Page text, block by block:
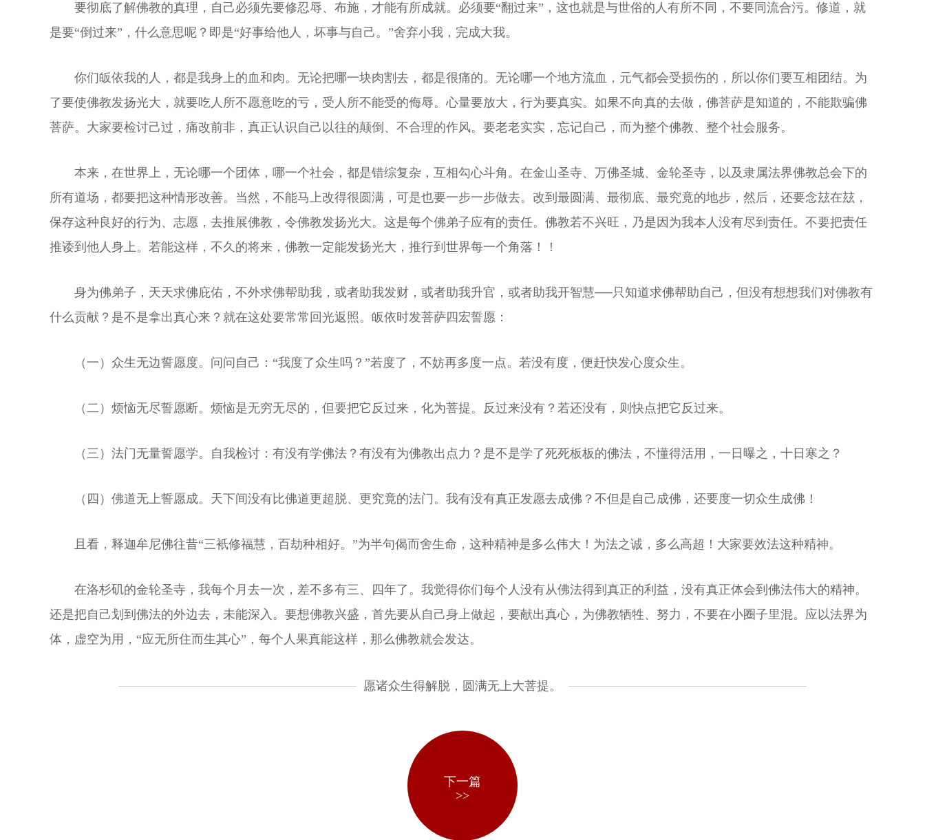
要彻底了解佛教的真理，自己必须先要修忍辱、布施，才能有所成就。必须要“翻过来”，这也就是与世俗的人有所不同，不要同流合污。修道，就
是要“倒过来”，什么意思呢？即是“好事给他人，坏事与自己。”舍弃小我，完成大我。
你们皈依我的人，都是我身上的血和肉。无论把哪一块肉割去，都是很痛的。无论哪一个地方流血，元气都会受损伤的，所以你们要互相团结。为
了要使佛教发扬光大，就要吃人所不愿意吃的亏，受人所不能受的侮辱。心量要放大，行为要真实。如果不向真的去做，佛菩萨是知道的，不能欺骗佛
菩萨。大家要检讨己过，痛改前非，真正认识自己以往的颠倒、不合理的作风。要老老实实，忘记自己，而为整个佛教、整个社会服务。
本来，在世界上，无论哪一个团体，哪一个社会，都是错综复杂，互相勾心斗角。在金山圣寺、万佛圣城、金轮圣寺，以及隶属法界佛教总会下的
所有道场，都要把这种情形改善。当然，不能马上改得很圆满，可是也要一步一步做去。改到最圆满、最彻底、最究竟的地步，然后，还要念玆在玆，
保存这种良好的行为、志愿，去推展佛教，令佛教发扬光大。这是每个佛弟子应有的责任。佛教若不兴旺，乃是因为我本人没有尽到责任。不要把责任
推诿到他人身上。若能这样，不久的将来，佛教一定能发扬光大，推行到世界每一个角落！！
身为佛弟子，天天求佛庇佑，不外求佛帮助我，或者助我发财，或者助我升官，或者助我开智慧──只知道求佛帮助自己，但没有想想我们对佛教有
什么贡献？是不是拿出真心来？就在这处要常常回光返照。皈依时发菩萨四宏誓愿：
（一）众生无边誓愿度。问问自己：“我度了众生吗？”若度了，不妨再多度一点。若没有度，便赶快发心度众生。
（二）烦恼无尽誓愿断。烦恼是无穷无尽的，但要把它反过来，化为菩提。反过来没有？若还没有，则快点把它反过来。
（三）法门无量誓愿学。自我检讨：有没有学佛法？有没有为佛教出点力？是不是学了死死板板的佛法，不懂得活用，一日曝之，十日寒之？
（四）佛道无上誓愿成。天下间没有比佛道更超脱、更究竟的法门。我有没有真正发愿去成佛？不但是自己成佛，还要度一切众生成佛！
且看，释迦牟尼佛往昔“三衹修福慧，百劫种相好。”为半句偈而舍生命，这种精神是多么伟大！为法之诚，多么高超！大家要效法这种精神。
在洛杉矶的金轮圣寺，我每个月去一次，差不多有三、四年了。我觉得你们每个人没有从佛法得到真正的利益，没有真正体会到佛法伟大的精神。
还是把自己划到佛法的外边去，未能深入。要想佛教兴盛，首先要从自己身上做起，要献出真心，为佛教牺牲、努力，不要在小圈子里混。应以法界为
体，虚空为用，“应无所住而生其心”，每个人果真能这样，那么佛教就会发达。
愿诸众生得解脱，圆满无上大菩提。
下一篇
>>